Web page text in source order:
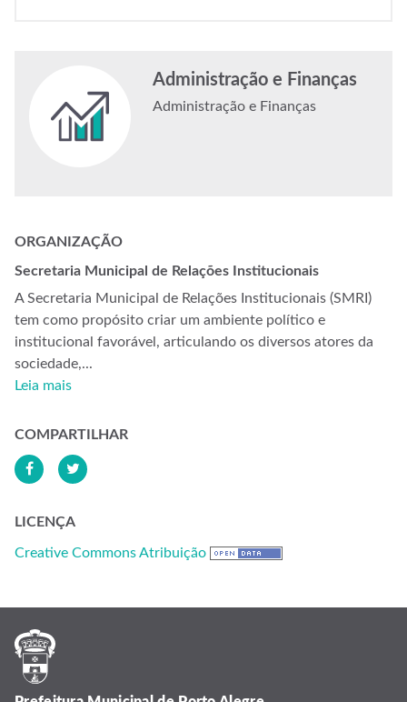
Administração e Finanças
Administração e Finanças
ORGANIZAÇÃO
Secretaria Municipal de Relações Institucionais
A Secretaria Municipal de Relações Institucionais (SMRI)
tem como propósito criar um ambiente político e
institucional favorável, articulando os diversos atores da
sociedade,...
Leia mais
COMPARTILHAR
LICENÇA
Creative Commons Atribuição